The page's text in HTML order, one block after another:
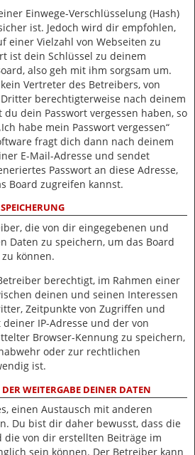
Einwege-Verschlüsselung (Hash)
ist. Jedoch wird dir empfohlen,
einer Vielzahl von Webseiten zu
ist dein Schlüssel zu deinem
also geh mit ihm sorgsam um.
Vertreter des Betreibers, von
berechtigterweise nach deinem
du dein Passwort vergessen haben, so
habe mein Passwort vergessen“
fragt dich dann nach deinem
E-Mail-Adresse und sendet
Passwort an diese Adresse,
Board zugreifen kannst.
die von dir eingegebenen und
Daten zu speichern, um das Board
können.
berechtigt, im Rahmen einer
deinen und seinen Interessen
Zeitpunkte von Zugriffen und
IP-Adresse und der von
Browser-Kennung zu speichern,
oder zur rechtlichen
ist.
WEITERGABE DEINER DATEN
einen Austausch mit anderen
Du bist dir daher bewusst, dass die
die von dir erstellten Beiträge im
sein können. Der Betreiber kann